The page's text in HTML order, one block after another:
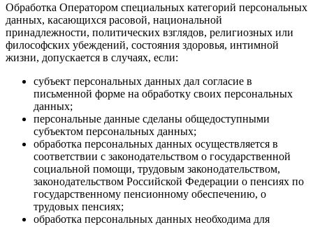
Обработка Оператором специальных категорий персональных
данных, касающихся расовой, национальной
принадлежности, политических взглядов, религиозных или
философских убеждений, состояния здоровья, интимной
жизни, допускается в случаях, если:
субъект персональных данных дал согласие в
письменной форме на обработку своих персональных
данных;
персональные данные сделаны общедоступными
субъектом персональных данных;
обработка персональных данных осуществляется в
соответствии с законодательством о государственной
социальной помощи, трудовым законодательством,
законодательством Российской Федерации о пенсиях по
государственному пенсионному обеспечению, о
трудовых пенсиях;
обработка персональных данных необходима для